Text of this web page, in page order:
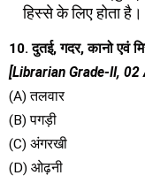
हिस्से के लिए होता है।
10. दुतई, गदर, कानो एवं
[Librarian Grade-II, 02
(A) तलवार
(B) पगड़ी
(C) अंगरखी
(D) ओढ़नी